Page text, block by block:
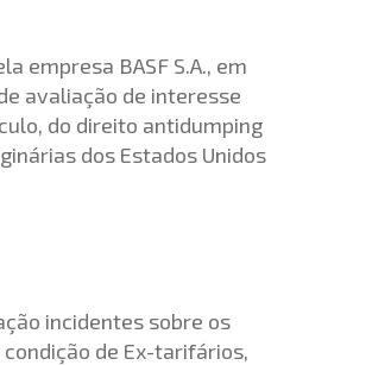
empresa BASF S.A., em
avaliação de interesse
do direito antidumping
dos Estados Unidos
incidentes sobre os
de Ex-tarifários,